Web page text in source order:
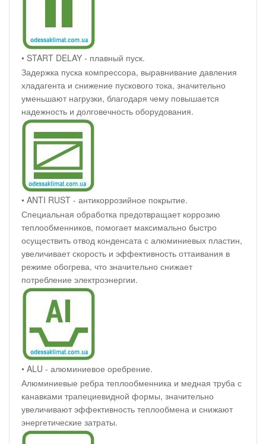
• START DELAY - плавный пуск.
Задержка пуска компрессора, выравнивание давления
хладагента и снижение пускового тока, значительно
уменьшают нагрузки, благодаря чему повышается
надежность и долговечность оборудования.
• ANTI RUST - антикоррозийное покрытие.
Специальная обработка предотвращает коррозию
теплообменников, помогает максимально быстро
осуществить отвод конденсата с алюминиевых пластин,
увеличивает скорость и эффективность оттаивания в
режиме обогрева, что значительно снижает
потребление электроэнергии.
• ALU - алюминиевое оребрение.
Алюминиевые ребра теплообменника и медная труба с
канавками трапециевидной формы, значительно
увеличивают эффективность теплообмена и снижают
энергетические затраты.